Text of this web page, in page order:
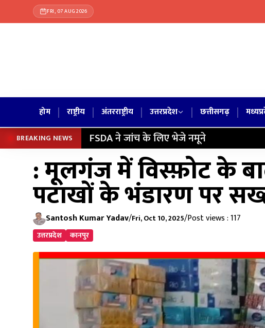
FRI, 07 AUG 2026
होम | राष्ट्रीय | अंतरराष्ट्रीय | उत्तरप्रदेश | छत्तीसगढ़ |
BREAKING NEWS FSDA ने जांच के लिए भेजे नमूने
: मूलगंज में विस्फ़ोट के
पटाखों के भंडारण पर
Santosh Kumar Yadav/Fri, Oct 10, 2025/Post views : 117
उत्तरप्रदेश कानपुर